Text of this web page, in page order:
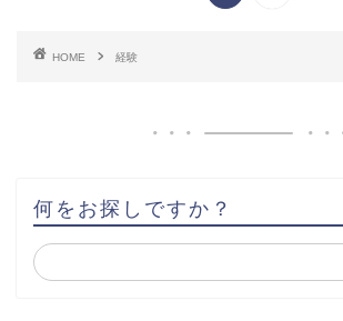
HOME 経験
何をお探しですか？